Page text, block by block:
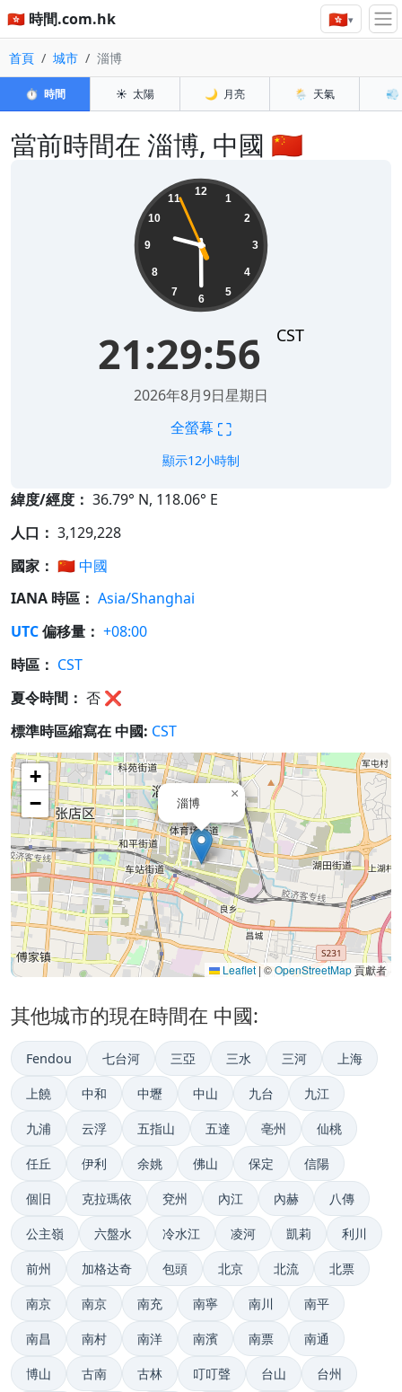
🇭🇰 時間.com.hk 🇭🇰▾
首頁 城市 淄博
⏱️ 時間 ☀️ 太陽 🌙 月亮 🌦️ 天氣 💨
當前時間在 淄博, 中國 🇨🇳
12
1
2
3
4
5
6
7
8
9
10
11
21:29:56 CST
2026年8月9日星期日
全螢幕 ⛶
顯示12小時制
緯度/經度： 36.79° N, 118.06° E
人口： 3,129,228
國家： 🇨🇳中國
IANA 時區： Asia/Shanghai
UTC偏移量： +08:00
時區： CST
夏令時間： 否 ❌
標準時區縮寫在 中國: CST
淄博
×
+
−
Leaflet |©OpenStreetMap貢獻者
其他城市的現在時間在 中國:
Fendou 七台河 三亞 三水 三河 上海
上饒 中和 中壢 中山 九台 九江
九浦 云浮 五指山 五達 亳州 仙桃
任丘 伊利 余姚 佛山 保定 信陽
個旧 克拉瑪依 兗州 內江 內赫 八傳
公主嶺 六盤水 冷水江 凌河 凱莉 利川
前州 加格达奇 包頭 北京 北流 北票
南京 南京 南充 南寧 南川 南平
南昌 南村 南洋 南濱 南票 南通
博山 古南 古林 叮叮聲 台山 台州